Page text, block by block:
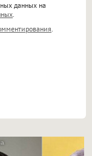
<big>,
<ol>, <li>,
данных на